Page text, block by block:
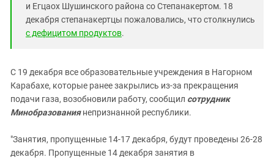
и Егцаох Шушинского района со Степанакертом. 18
декабря степанакертцы пожаловались, что столкнулись
с дефицитом продуктов.
С 19 декабря все образовательные учреждения в Нагорном
Карабахе, которые ранее закрылись из-за прекращения
подачи газа, возобновили работу, сообщил сотрудник
Минобразованиянепризнанной республики.
"Занятия, пропущенные 14-17 декабря, будут проведены 26-28
декабря. Пропущенные 14 декабря занятия в